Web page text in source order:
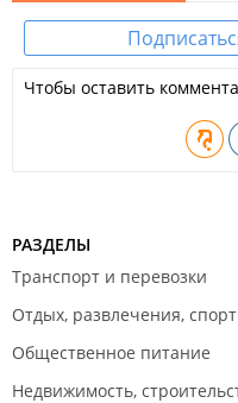
Чтобы оставить
РАЗДЕЛЫ
Транспорт и перевозки
Отдых, развлечения, спорт
Общественное питание
Недвижимость,